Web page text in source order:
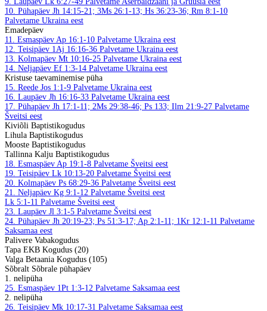
10. Pühapäev Jh 14:15-21; 3Ms 26:1-13; Hs 36:23-36; Rm 8:1-10
Palvetame Ukraina eest
Emadepäev
11. Esmaspäev Ap 16:1-10 Palvetame Ukraina eest
12. Teisipäev 1Aj 16:16-36 Palvetame Ukraina eest
13. Kolmapäev Mt 10:16-25 Palvetame Ukraina eest
14. Neljapäev Ef 1:3-14 Palvetame Ukraina eest
Kristuse taevaminemise püha
15. Reede Jos 1:1-9 Palvetame Ukraina eest
16. Laupäev Jh 16:16-33 Palvetame Ukraina eest
17. Pühapäev Jh 17:1-11; 2Ms 29:38-46; Ps 133; Ilm 21:9-27 Palvetame
Šveitsi eest
Kiviõli Baptistikogudus
Lihula Baptistikogudus
Mooste Baptistikogudus
Tallinna Kalju Baptistikogudus
18. Esmaspäev Ap 19:1-8 Palvetame Šveitsi eest
19. Teisipäev Lk 10:13-20 Palvetame Šveitsi eest
20. Kolmapäev Ps 68:29-36 Palvetame Šveitsi eest
21. Neljapäev Kg 9:1-12 Palvetame Šveitsi eest
Lk 5:1-11 Palvetame Šveitsi eest
23. Laupäev Jl 3:1-5 Palvetame Šveitsi eest
24. Pühapäev Jh 20:19-23; Ps 51:3-17; Ap 2:1-11; 1Kr 12:1-11 Palvetame
Saksamaa eest
Palivere Vabakogudus
Tapa EKB Kogudus (20)
Valga Betaania Kogudus (105)
Sõbralt Sõbrale pühapäev
1. nelipüha
25. Esmaspäev 1Pt 1:3-12 Palvetame Saksamaa eest
2. nelipüha
26. Teisipäev Mk 10:17-31 Palvetame Saksamaa eest